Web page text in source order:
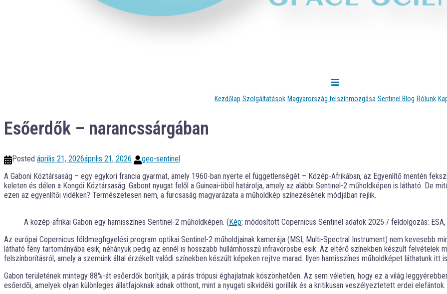
Kezdőlap Szolgáltatások Magyarország felszínmozgása Sentinel Blog Rólunk
Esőerdők – narancssárgában
Posted április 21, 2026április 21, 2026
geo-sentinel
A Gaboni Köztársaság – egy egykori francia gyarmat, amely 1960-ban nyerte el függetlenségét – Közép-Afrikában, az Egyenlítő mentén
keleten és délen a Kongói Köztársaság. Gabont nyugat felől a Guineai-öböl határolja, amely az alábbi Sentinel-2 műholdképen is látható. De
ezen az egyenlítői vidéken? Természetesen nem, a furcsaság magyarázata a műholdkép színezésének módjában rejlik.
A közép-afrikai Gabon egy hamisszínes Sentinel-2 műholdképen. (Kép: módosított Copernicus Sentinel adatok 2025 / feldolgozás: ESA,
Az európai Copernicus földmegfigyelési program optikai Sentinel-2 műholdjainak kamerája (MSI, Multi-Spectral Instrument) nem kevesebb
látható fény tartományába esik, néhányuk pedig az ennél is hosszabb hullámhosszú infravörösbe esik. Az eltérő színekben készült felvételek
felszínborításról, amely a szemünk által érzékelt valódi színekben készült képeken rejtve marad. Ilyen hamisszínes műholdképet láthatunk itt
Gabon területének mintegy 88%-át esőerdők borítják, a párás trópusi éghajlatnak köszönhetően. Az sem véletlen, hogy ez a világ
esőerdői, amelyek olyan különleges állatfajoknak adnak otthont, mint a nyugati síkvidéki gorillák és a kritikusan veszélyeztetett erdei elefántok.